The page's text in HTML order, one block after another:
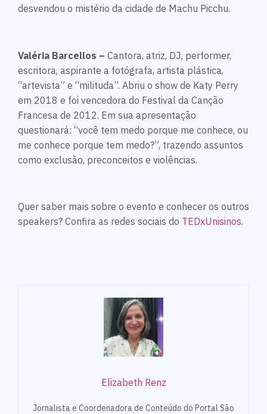
desvendou o mistério da cidade de Machu Picchu.
Valéria Barcellos – Cantora, atriz, DJ, performer,
escritora, aspirante a fotógrafa, artista plástica,
“artevista” e “milituda”. Abriu o show de Katy Perry
em 2018 e foi vencedora do Festival da Canção
Francesa de 2012. Em sua apresentação
questionará: “você tem medo porque me conhece, ou
me conhece porque tem medo?”, trazendo assuntos
como exclusão, preconceitos e violências.
Quer saber mais sobre o evento e conhecer os outros
speakers? Confira as redes sociais do TEDxUnisinos.
Elizabeth Renz
Jornalista e Coordenadora de Conteúdo do Portal São